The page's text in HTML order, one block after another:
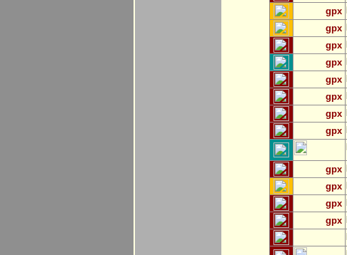
gpx
gpx
gpx
gpx
gpx
gpx
gpx
gpx
gpx
gpx
gpx
gpx